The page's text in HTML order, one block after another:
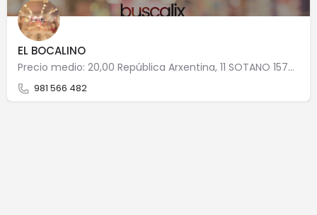
EL BOCALINO
Precio medio: 20,00 República Arxentina, 11 SOTANO 15701 Santiago de Compostela
981 566 482